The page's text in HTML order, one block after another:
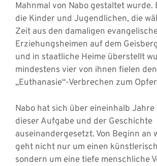
Mahnmal von Nabo gestaltet wurde.
die Kinder und Jugendlichen, die
Zeit aus den damaligen
Erziehungsheimen auf dem
und in staatliche Heime überstellt
mindestens vier von ihnen fielen
„Euthanasie“-Verbrechen zum
Nabo hat sich über eineinhalb
dieser Aufgabe und der Geschichte
auseinandergesetzt. Von Beginn an
geht nicht nur um einen
sondern um eine tiefe menschliche